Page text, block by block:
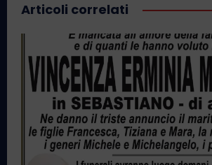
Articoli correlati